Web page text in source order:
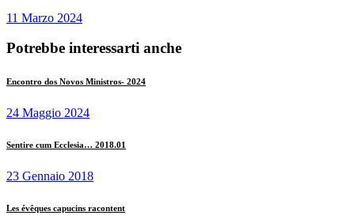
11 Marzo 2024
Potrebbe interessarti anche
Encontro dos Novos Ministros- 2024
24 Maggio 2024
Sentire cum Ecclesia… 2018.01
23 Gennaio 2018
Les évêques capucins racontent